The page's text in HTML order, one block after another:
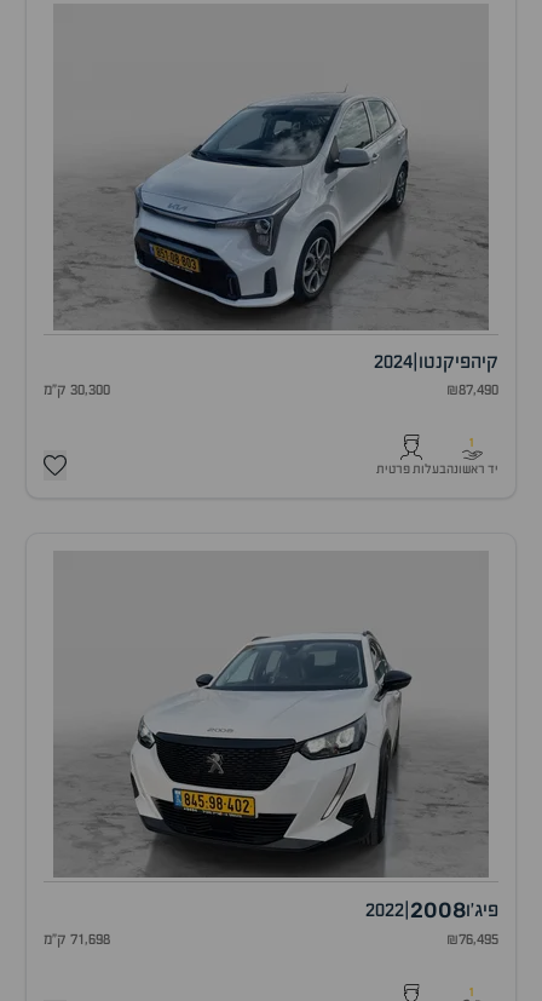
קיהפיקנטו 2024
₪87,490 30,300 ק"מ
1
יד ראשונהבעלות פרטית
פיג'ו2008
2022
₪76,495 71,698 ק"מ
1